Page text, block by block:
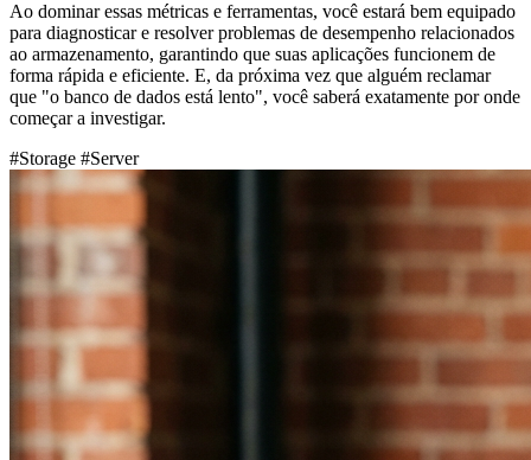
Ao dominar essas métricas e ferramentas, você estará bem equipado
para diagnosticar e resolver problemas de desempenho relacionados
ao armazenamento, garantindo que suas aplicações funcionem de
forma rápida e eficiente. E, da próxima vez que alguém reclamar
que "o banco de dados está lento", você saberá exatamente por onde
começar a investigar.
#Storage #Server